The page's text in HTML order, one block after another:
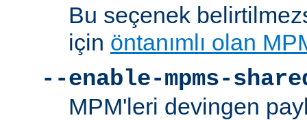
Bu seçenek
için öntanımlı olan
--enable-mpms-
MPM'leri devingen